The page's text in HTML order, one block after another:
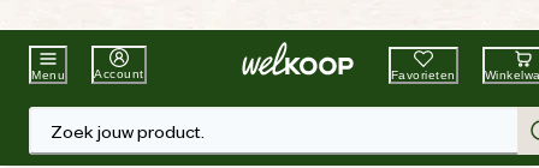
Beste WinkelketenTuin & Dier
Menu Account Favorieten
Zoek jouw product.